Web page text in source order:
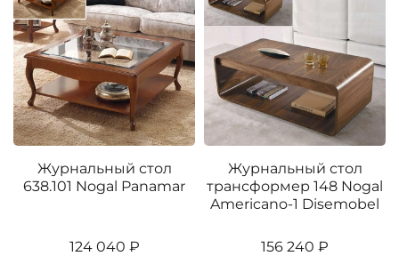
Журнальный стол
638.101 Nogal Panamar
124 040 ₽
Журнальный стол
трансформер 148 Nogal
Americano-1 Disemobel
156 240 ₽